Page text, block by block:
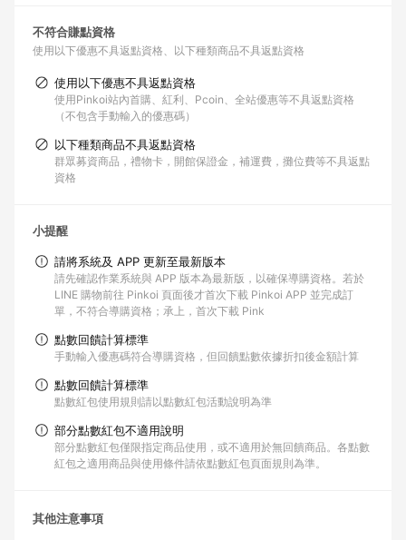
不符合賺點資格
使用以下優惠不具返點資格 以下種類商品不具返點資格
使用以下優惠不具返點資格
使用Pinkoi站內首購、紅利、Pcoin、全站優惠等不具返點資格
（不包含手動輸入的優惠碼）
以下種類商品不具返點資格
群眾募資商品，禮物卡，開館保證金，補運費，攤位費等不具返點
資格
小提醒
請將系統及 APP 更新至最新版本
請先確認作業系統與 APP 版本為最新版，以確保導購資格。若於
LINE 購物前往 Pinkoi 頁面後才首次下載 Pinkoi APP 並完成訂
單，不符合導購資格；承上，首次下載 Pink
點數回饋計算標準
手動輸入優惠碼符合導購資格，但回饋點數依據折扣後金額計算
點數回饋計算標準
點數紅包使用規則請以點數紅包活動說明為準
部分點數紅包不適用說明
部分點數紅包僅限指定商品使用，或不適用於無回饋商品。各點數
紅包之適用商品與使用條件請依點數紅包頁面規則為準。
其他注意事項